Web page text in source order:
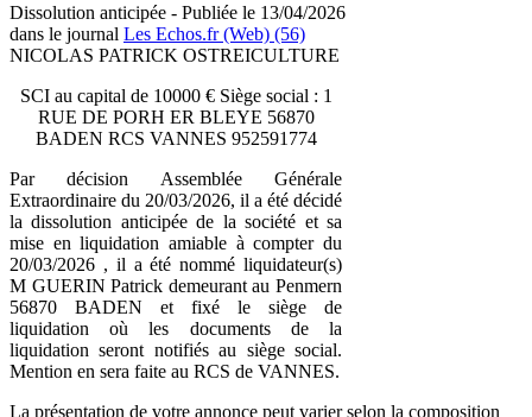
Dissolution anticipée - Publiée le 13/04/2026
dans le journal Les Echos.fr (Web) (56)
NICOLAS PATRICK OSTREICULTURE
SCI au capital de 10000 € Siège social : 1
RUE DE PORH ER BLEYE 56870
BADEN RCS VANNES 952591774
Par décision Assemblée Générale
Extraordinaire du 20/03/2026, il a été décidé
la dissolution anticipée de la société et sa
mise en liquidation amiable à compter du
20/03/2026 , il a été nommé liquidateur(s)
M GUERIN Patrick demeurant au Penmern
56870 BADEN et fixé le siège de
liquidation où les documents de la
liquidation seront notifiés au siège social.
Mention en sera faite au RCS de VANNES.
La présentation de votre annonce peut varier selon la composition